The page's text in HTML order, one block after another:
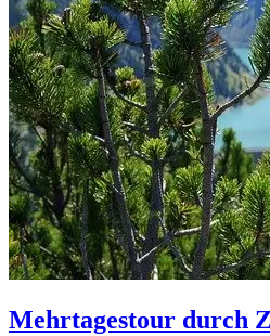
Mehrtagestour durch